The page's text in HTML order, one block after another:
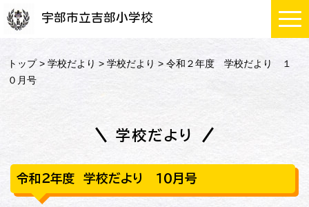
宇部市立吉部小学校
トップ>学校だより >学校だより > 令和２年度 学校だより １
０月号
学校だより
令和２年度 学校だより １０月号